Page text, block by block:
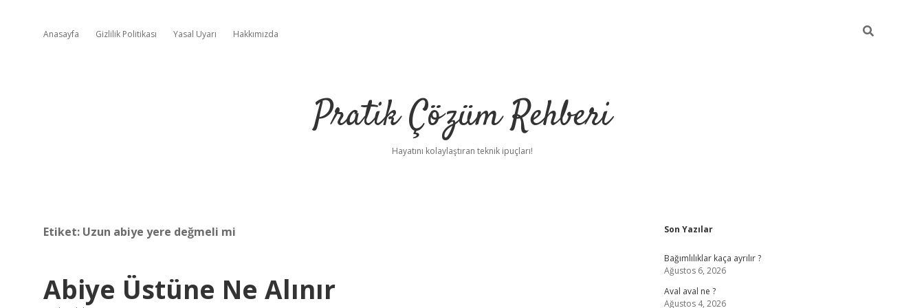
Anasayfa Gizlilik Politikası Yasal Uyarı Hakkımızda
Pratik Çözüm Rehberi
Hayatını kolaylaştıran teknik ipuçları!
Etiket: Uzun abiye yere değmeli mi
Abiye Üstüne Ne Alınır
Sidebar
Son Yazılar
Bağımlılıklar kaça ayrılır ?
Ağustos 6, 2026
Aval aval ne ?
Ağustos 4, 2026